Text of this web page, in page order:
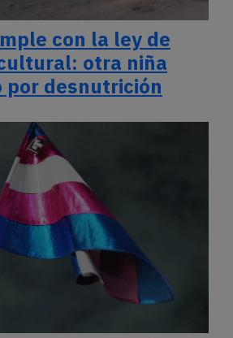
con la ley de
otra niña
por desnutrición